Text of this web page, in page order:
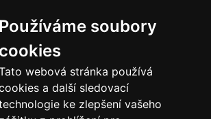
Používáme soubory
cookies
webová stránka používá
a další sledovací
ke zlepšení vašeho
0000000